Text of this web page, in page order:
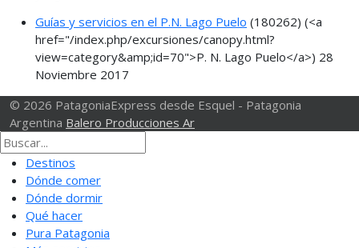
Guías y servicios en el P.N. Lago Puelo (180262) (<a
href="/index.php/excursiones/canopy.html?
view=category&amp;id=70">P. N. Lago Puelo</a>) 28
Noviembre 2017
© 2026 PatagoniaExpress desde Esquel - Patagonia
Argentina Balero Producciones Ar
Destinos
Dónde comer
Dónde dormir
Qué hacer
Pura Patagonia